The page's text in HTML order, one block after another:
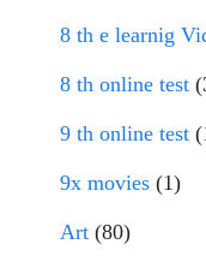
8 th e learnig
8 th online test
9 th online test
9x movies (1)
Art (80)